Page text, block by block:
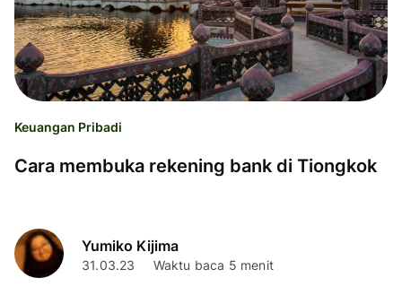
Keuangan Pribadi
Cara membuka rekening bank di Tiongkok
Yumiko Kijima
31.03.23 Waktu baca 5 menit